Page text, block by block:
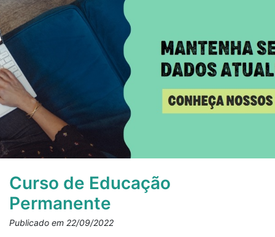
Curso de Educação
Permanente
Publicado em 22/09/2022